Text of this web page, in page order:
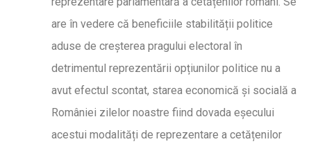
are în vedere că beneficiile stabilității politice
aduse de creșterea pragului electoral în
detrimentul reprezentării opțiunilor politice nu a
avut efectul scontat, starea economică și socială a
României zilelor noastre fiind dovada eșecului
acestui modalități de reprezentare a cetățenilor